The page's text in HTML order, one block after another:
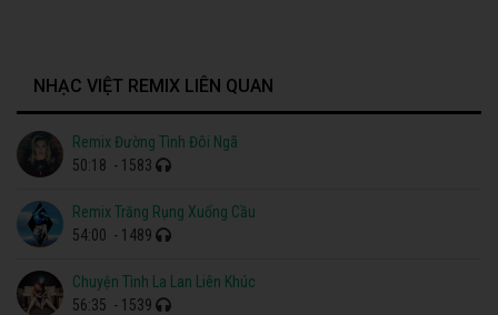
NHẠC VIỆT REMIX LIÊN QUAN
Remix Đường Tình Đôi Ngã
50:18 - 1583
Remix Trăng Rụng Xuống Cầu
54:00 - 1489
Chuyện Tình La Lan Liên Khúc
56:35 - 1539